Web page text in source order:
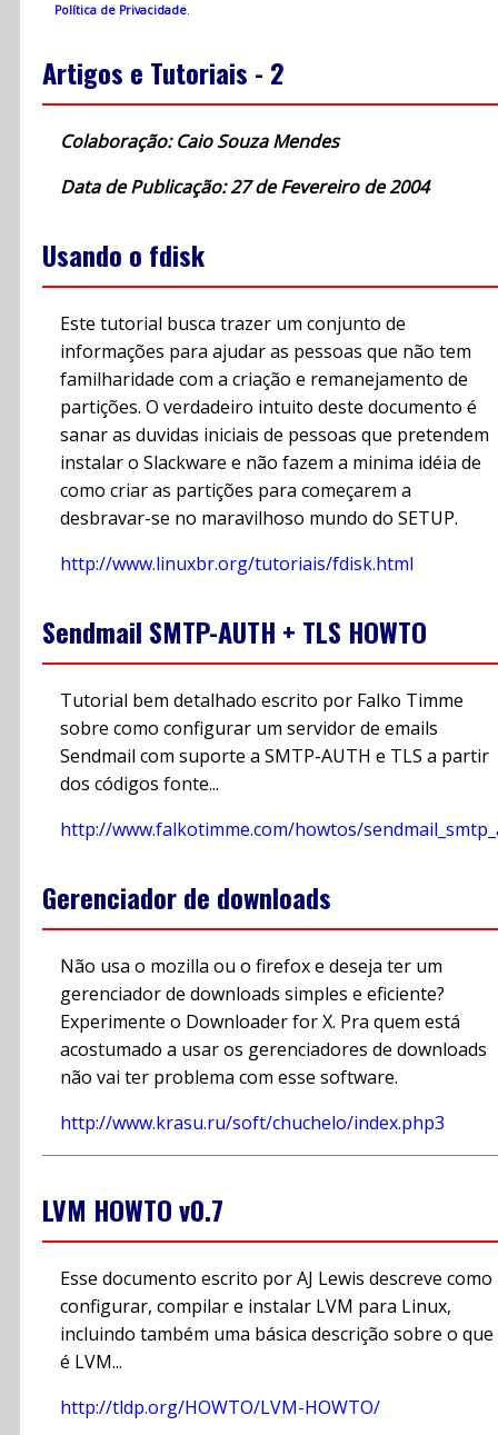
Política de Privacidade.
Artigos e Tutoriais - 2
Colaboração: Caio Souza Mendes
Data de Publicação: 27 de Fevereiro de 2004
Usando o fdisk
Este tutorial busca trazer um conjunto de
informações para ajudar as pessoas que não tem
familharidade com a criação e remanejamento de
partições. O verdadeiro intuito deste documento é
sanar as duvidas iniciais de pessoas que pretendem
instalar o Slackware e não fazem a minima idéia de
como criar as partições para começarem a
desbravar-se no maravilhoso mundo do SETUP.
http://www.linuxbr.org/tutoriais/fdisk.html
Sendmail SMTP-AUTH + TLS HOWTO
Tutorial bem detalhado escrito por Falko Timme
sobre como configurar um servidor de emails
Sendmail com suporte a SMTP-AUTH e TLS a partir
dos códigos fonte...
http://www.falkotimme.com/howtos/
Gerenciador de downloads
Não usa o mozilla ou o firefox e deseja ter um
gerenciador de downloads simples e eficiente?
Experimente o Downloader for X. Pra quem está
acostumado a usar os gerenciadores de downloads
não vai ter problema com esse software.
http://www.krasu.ru/soft/chuchelo/index.php3
LVM HOWTO v0.7
Esse documento escrito por AJ Lewis descreve como
configurar, compilar e instalar LVM para Linux,
incluindo também uma básica descrição sobre o que
é LVM...
http://tldp.org/HOWTO/LVM-HOWTO/